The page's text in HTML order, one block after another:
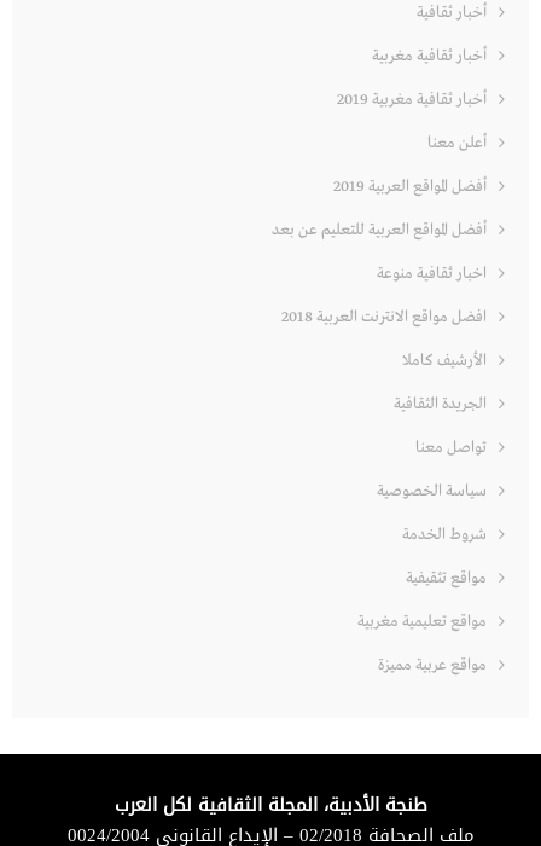
أخبار ثقافية
أخبار ثقافية مغربية
أخبار ثقافية مغربية 2019
أعلن معنا
أفضل المواقع العربية 2019
أفضل المواقع العربية للتعليم عن بعد
اخبار ثقافية منوعة
افضل مواقع الانترنت العربية 2018
الأرشيف كاملا
الجريدة الثقافية
تواصل معنا
سياسة الخصوصية
شروط الخدمة
مواقع تثقيفية
مواقع تعليمية مغربية
مواقع عربية مميزة
طنجة الأدبية، المجلة الثقافية لكل العرب
ملف الصحافة 02/2018 – الإيداع القانوني 0024/2004